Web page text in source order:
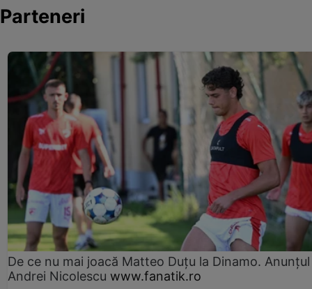
Parteneri
De ce nu mai joacă Matteo Duțu la Dinamo. Anunțul
Andrei Nicolescu www.fanatik.ro